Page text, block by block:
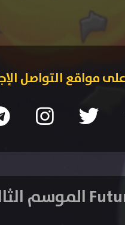
على مواقع التواصل